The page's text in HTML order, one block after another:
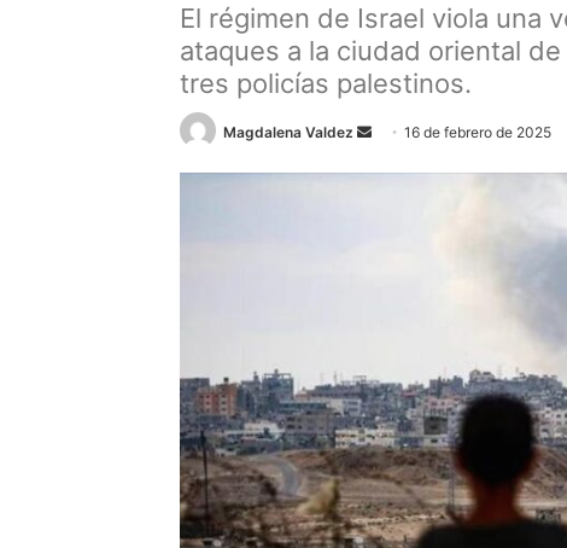
El régimen de Israel viola una
ataques a la ciudad oriental
tres policías palestinos.
Magdalena Valdez
Send16 de febrero de 2025